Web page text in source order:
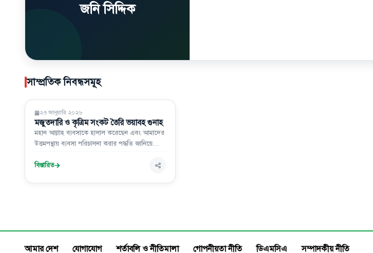
জনি সিদ্দিক
সাম্প্রতিক নিবন্ধসমূহ
ইসলাম ও জীবন
২৩ জানুয়ারি ২০২৬
মজুতদারি ও কৃত্রিম সংকট তৈরি ভয়াবহ গুনাহ
মহান আল্লাহ ব্যবসাকে হালাল করেছেন এবং আমাদের
উত্তমপন্থায় ব্যবসা পরিচালনা করার পদ্ধতি জানিয়ে
ক্ষতিকর বিষয়গুলো থেকে সতর্ক করেছেন এবং সেসব
বিস্তারিত
আমার দেশ যোগাযোগ শর্তাবলি ও নীতিমালা গোপনীয়তা নীতি ডিএমসিএ সম্পাদকীয় নীতি